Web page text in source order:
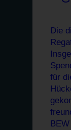
Die
für